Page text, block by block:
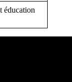
éducation